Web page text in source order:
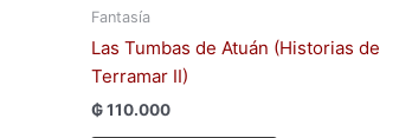
Fantasía
Las Tumbas de Atuán (Historias de
Terramar II)
₲110.000